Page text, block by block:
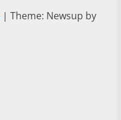
| Theme: Newsup by